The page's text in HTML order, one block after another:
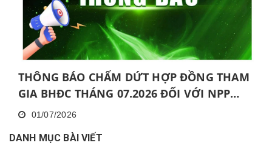
THÔNG BÁO CHẤM DỨT HỢP ĐỒNG THAM
GIA BHĐC THÁNG 07.2026 ĐỐI VỚI NPP
KHÔNG HOÀN THÀNH MỨC NĂNG ĐỘNG
HOÀN THÀNH ĐÀO TẠO CƠ BẢN TRONG 30
01/07/2026
DANH MỤC BÀI VIẾT